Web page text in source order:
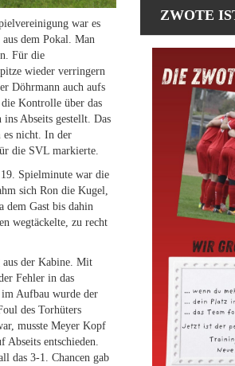
war es
dem Pokal. Man
Für die
wieder verringern
Döhrmann auch aufs
Kontrolle über das
Abseits gestellt. Das
es nicht. In der
die SVL markierte.
Spielminute war die
sich Ron die Kugel,
dem Gast bis dahin
wegtäckelte, zu recht
der Kabine. Mit
Fehler in das
Aufbau wurde der
des Torhüters
musste Meyer Kopf
entschieden.
das 3-1. Chancen gab
ZWOTE